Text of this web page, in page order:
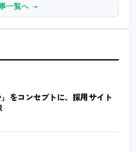
一覧へ →
をコンセプトに、採用サイト